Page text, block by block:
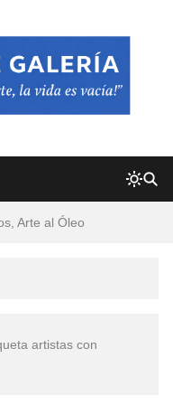
Arte al Óleo
artistas con